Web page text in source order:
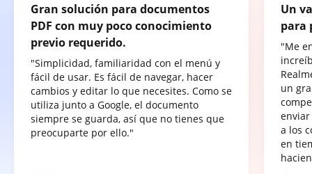
Gran solución para documentos
PDF con muy poco conocimiento
previo requerido.
"Simplicidad, familiaridad con el menú y
fácil de usar. Es fácil de navegar, hacer
cambios y editar lo que necesites. Como se
utiliza junto a Google, el documento
siempre se guarda, así que no tienes que
preocuparte por ello."
Un
para
"Me
un
a los
en